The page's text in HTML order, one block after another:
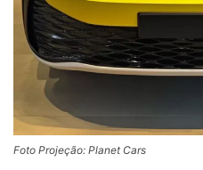
Foto Projeção: Planet Cars